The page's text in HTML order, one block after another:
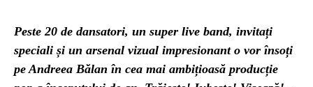
Peste 20 de dansatori, un super live band, invitați
speciali și un arsenal vizual impresionant o vor însoți
pe Andreea Bălan în cea mai ambițioasă producție